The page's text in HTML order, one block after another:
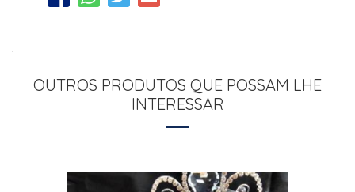
OUTROS PRODUTOS QUE POSSAM LHE
INTERESSAR